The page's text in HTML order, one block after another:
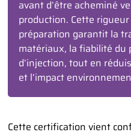
avant d’être acheminé
production. Cette
préparation garantit la
matériaux, la fiabilité du
d’injection, tout en
et l’impact
Cette certification vient